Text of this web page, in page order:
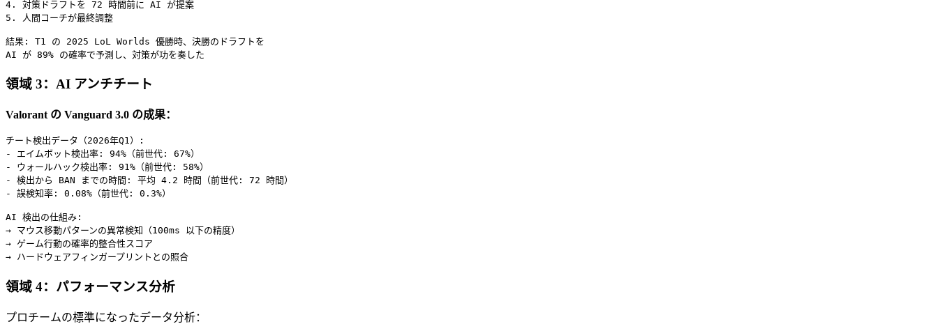
4. 対策ドラフトを 72 時間前に AI が提案
5. 人間コーチが最終調整
結果: T1 の 2025 LoL Worlds 優勝時、決勝のドラフトを
領域 3：AI アンチチート
Valorant の Vanguard 3.0 の成果：
チート検出データ（2026年Q1）:
- エイムボット検出率: 94%（前世代: 67%）
- ウォールハック検出率: 91%（前世代: 58%）
- 検出から BAN までの時間: 平均 4.2 時間（前世代: 72 時間）
- 誤検知率: 0.08%（前世代: 0.3%）
AI 検出の仕組み:
→ マウス移動パターンの異常検知（100ms 以下の精度）
→ ゲーム行動の確率的整合性スコア
領域 4：パフォーマンス分析
プロチームの標準になったデータ分析：